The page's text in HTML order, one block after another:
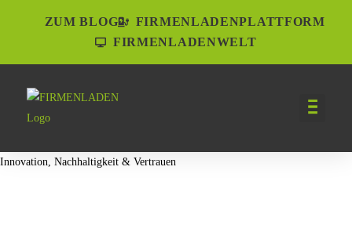
ZUM BLOG
FIRMENLADENPLATTFORM
FIRMENLADENWELT
Innovation, Nachhaltigkeit & Vertrauen